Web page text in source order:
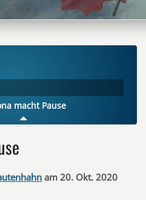
macht Pause
am 20. Okt. 2020